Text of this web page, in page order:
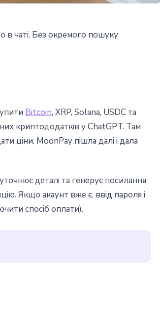
в чаті. Без окремого пошуку
Bitcoin, XRP, Solana, USDC та
криптододатків у ChatGPT. Там
ціни. MoonPay пішла далі і дала
деталі та генерує посилання
Якщо акаунт вже є, ввід пароля і
спосіб оплати).